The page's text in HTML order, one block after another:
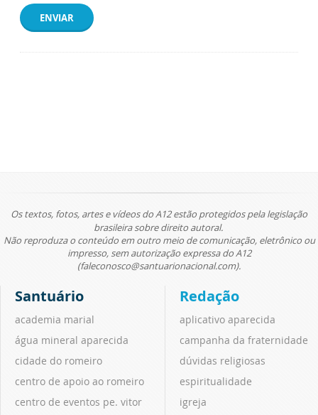
ENVIAR
Os textos, fotos, artes e vídeos do A12 estão protegidos pela legislação
brasileira sobre direito autoral.
Não reproduza o conteúdo em outro meio de comunicação, eletrônico ou
impresso, sem autorização expressa do A12
(faleconosco@santuarionacional.com).
Santuário
academia marial
água mineral aparecida
cidade do romeiro
centro de apoio ao romeiro
centro de eventos pe. vitor
Redação
aplicativo aparecida
campanha da fraternidade
dúvidas religiosas
espiritualidade
igreja